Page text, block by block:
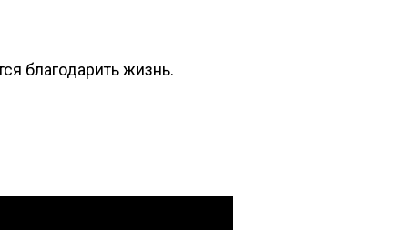
благодарить жизнь.